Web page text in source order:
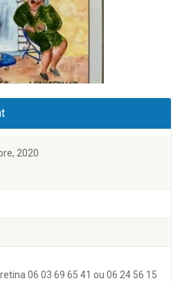
2020
06 03 69 65 41 ou 06 24 56 15